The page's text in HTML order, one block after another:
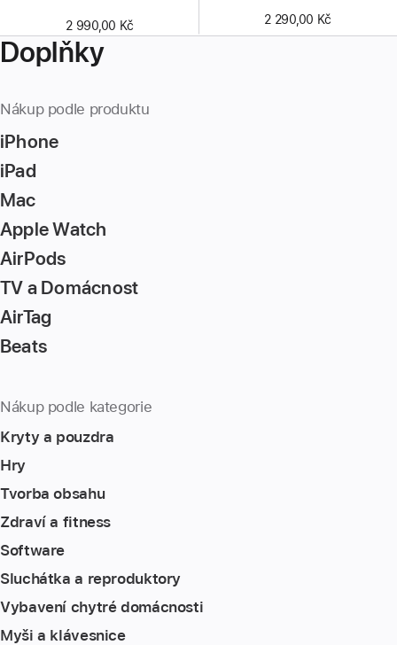
2 990,00 Kč 2 290,00 Kč
Doplňky
Nákup podle produktu
iPhone
iPad
Mac
Apple Watch
AirPods
TV a Domácnost
AirTag
Beats
Nákup podle kategorie
Kryty a pouzdra
Hry
Tvorba obsahu
Zdraví a fitness
Software
Sluchátka a reproduktory
Vybavení chytré domácnosti
Myši a klávesnice